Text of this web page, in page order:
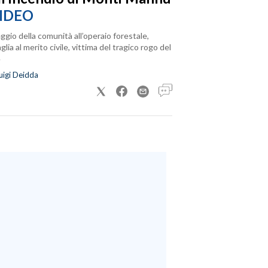
della comunità all’operaio forestale,
al merito civile, vittima del tragico rogo del
Deidda